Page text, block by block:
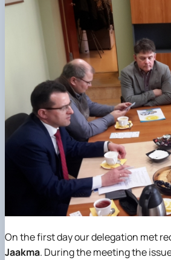
On the first day our delegation met
Jaakma. During the meeting the